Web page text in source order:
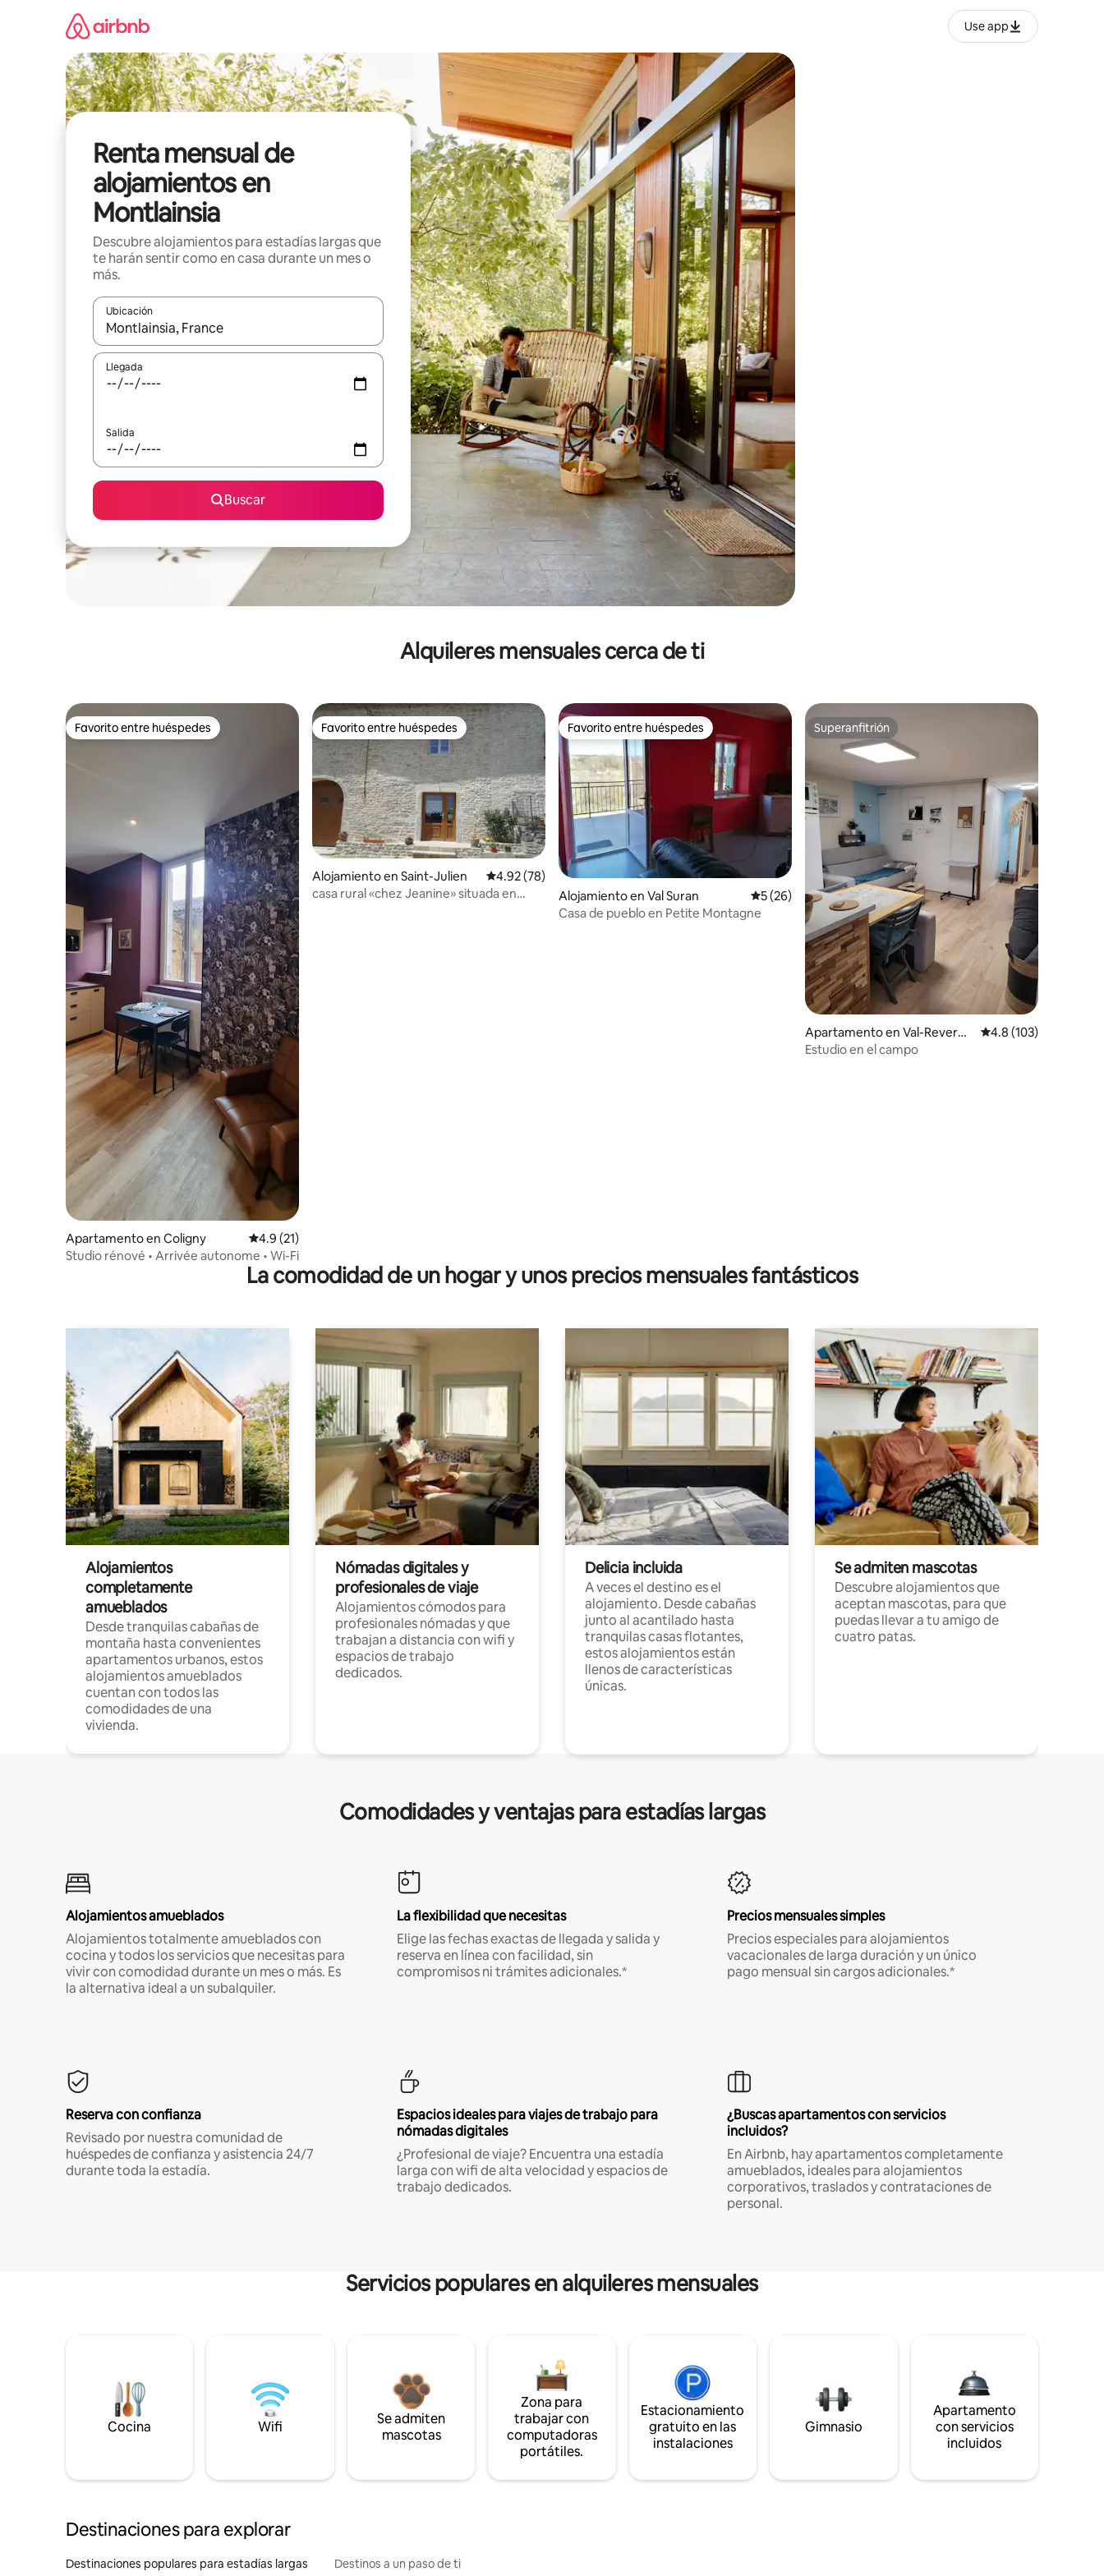
Use app
Renta mensual de
alojamientos en
Montlainsia
Descubre alojamientos para estadías largas que
te harán sentir como en casa durante un mes o
más.
Ubicación
Cuando los resultados estén disponibles, navega con las teclas de flecha hacia arriba y hacia abajo o explora con el tacto o desliza el dedo.
Llegada
Salida
Buscar
Alquileres mensuales cerca de ti
Favorito entre huéspedes
Favorito entre huéspedes
Apartamento en Coligny Calificación promedio: 4.9 de 5, 21 reseñas
4.9 (21)
Studio rénové • Arrivée autonome • Wi-Fi
Favorito entre huéspedes
Favorito entre huéspedes
Alojamiento en Saint-Julien Calificación promedio: 4.92 de 5, 78 reseñas
4.92 (78)
casa rural «chez Jeanine» situada en
Favorito entre huéspedes
Favorito entre huéspedes
Alojamiento en Val Suran Calificación promedio: 5 de 5, 26 reseñas
5 (26)
Casa de pueblo en Petite Montagne
Superanfitrión
Superanfitrión
Apartamento en Val-Reverm
ont
Calificación
4.8 (103)
Estudio en el campo
La comodidad de un hogar y unos precios mensuales fantásticos
Alojamientos
completamente
amueblados
Desde tranquilas cabañas de
montaña hasta convenientes
apartamentos urbanos, estos
alojamientos amueblados
cuentan con todos las
comodidades de una
vivienda.
Nómadas digitales y
profesionales de viaje
Alojamientos cómodos para
profesionales nómadas y que
trabajan a distancia con wifi y
espacios de trabajo
dedicados.
Delicia incluida
A veces el destino es el
alojamiento. Desde cabañas
junto al acantilado hasta
tranquilas casas flotantes,
estos alojamientos están
llenos de características
únicas.
Se admiten mascotas
Descubre alojamientos que
aceptan mascotas, para que
puedas llevar a tu amigo de
cuatro patas.
Comodidades y ventajas para estadías largas
Alojamientos amueblados
Alojamientos totalmente amueblados con
cocina y todos los servicios que necesitas para
vivir con comodidad durante un mes o más. Es
la alternativa ideal a un subalquiler.
La flexibilidad que necesitas
Elige las fechas exactas de llegada y salida y
reserva en línea con facilidad, sin
compromisos ni trámites adicionales.*
Precios mensuales simples
Precios especiales para alojamientos
vacacionales de larga duración y un único
pago mensual sin cargos adicionales.*
Reserva con confianza
Revisado por nuestra comunidad de
huéspedes de confianza y asistencia 24/7
durante toda la estadía.
Espacios ideales para viajes de trabajo para
nómadas digitales
¿Profesional de viaje? Encuentra una estadía
larga con wifi de alta velocidad y espacios de
trabajo dedicados.
¿Buscas apartamentos con servicios
incluidos?
En Airbnb, hay apartamentos completamente
amueblados, ideales para alojamientos
corporativos, traslados y contrataciones de
personal.
Servicios populares en alquileres mensuales
Cocina Wifi
Se admiten
mascotas
Zona para
trabajar con
computadoras
portátiles.
Estacionamiento
gratuito en las
instalaciones
Gimnasio
Apartamento
con servicios
incluidos
Destinaciones para explorar
Destinaciones populares para estadías largas Destinos a un paso de ti